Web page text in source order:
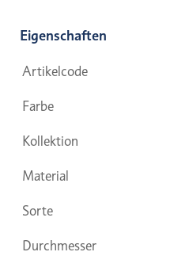
Eigenschaften
Artikelcode
Farbe
Kollektion
Material
Sorte
Durchmesser